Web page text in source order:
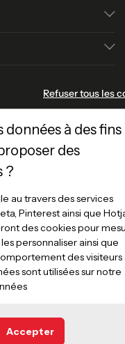
Refuser tous les
à des fins
des
?
au travers des services
Pinterest ainsi que
des cookies pour
personnaliser ainsi que
des visiteurs
sont utilisées sur notre
Accepter